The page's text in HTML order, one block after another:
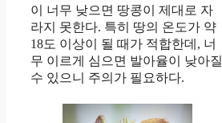
이 너무 낮으면 땅콩이 제대로 자
라지 못한다. 특히 땅의 온도가 약
18도 이상이 될 때가 적합한데, 너
무 이르게 심으면 발아율이 낮아질
수 있으니 주의가 필요하다.